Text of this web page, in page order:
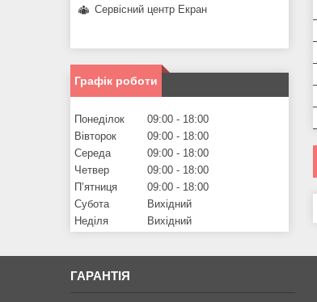
Сервісний центр Екран
Графік роботи
Понеділок 09:00
18:00
Вівторок
09:00
18:00
Середа
09:00
18:00
Четвер
09:00
18:00
Пʼятниця
09:00
18:00
Субота
Вихідний
Неділя
Вихідний
ГАРАНТІЯ